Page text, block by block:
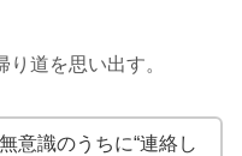
道を思い出す。
意識のうちに“連絡し